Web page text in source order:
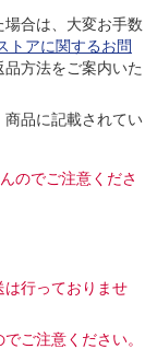
合は、大変お手数
トアに関するお問
方法をご案内いた
品に記載されてい
のでご注意くださ
は行っておりませ
ご注意ください。